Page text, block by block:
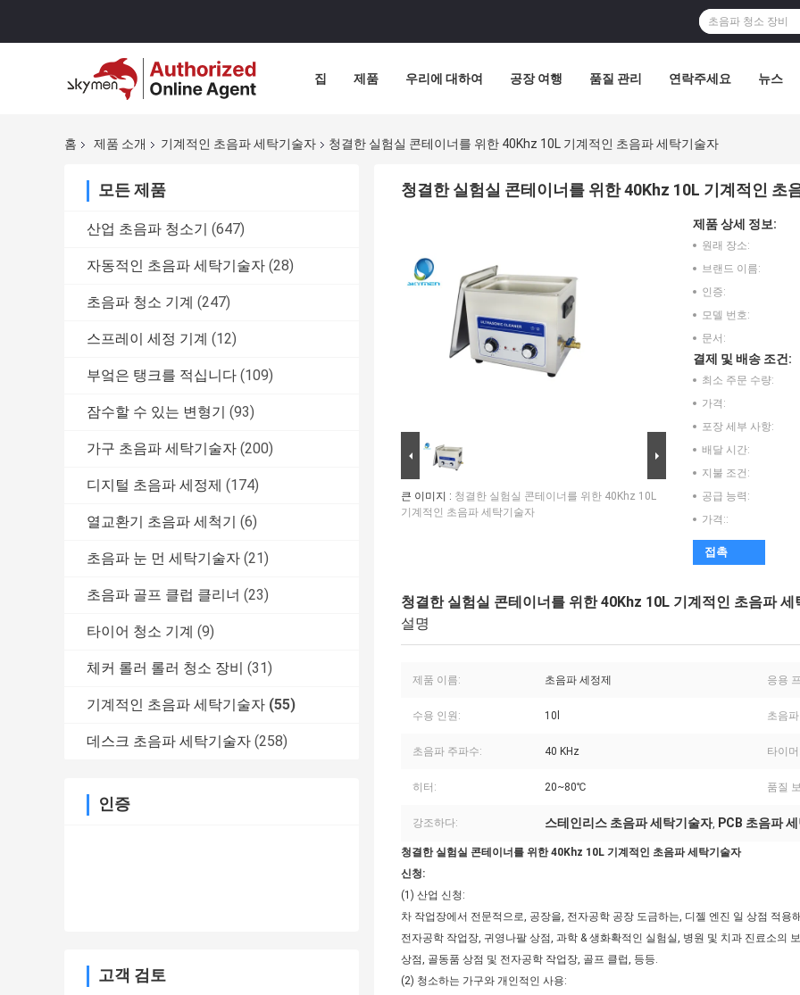
집 제품 우리에 대하여 공장 여행 품질 관리 연락주세요 뉴스
홈 제품 소개 기계적인 초음파 세탁기술자 청결한 실험실 콘테이너를 위한 40Khz 10L 기계적인 초음파 세탁기술자
모든 제품
산업 초음파 청소기 (647)
자동적인 초음파 세탁기술자 (28)
초음파 청소 기계 (247)
스프레이 세정 기계 (12)
부엌은 탱크를 적십니다 (109)
잠수할 수 있는 변형기 (93)
가구 초음파 세탁기술자 (200)
디지털 초음파 세정제 (174)
열교환기 초음파 세척기 (6)
초음파 눈 먼 세탁기술자 (21)
초음파 골프 클럽 클리너 (23)
타이어 청소 기계 (9)
체커 롤러 롤러 청소 장비 (31)
기계적인 초음파 세탁기술자 (55)
데스크 초음파 세탁기술자 (258)
인증
고객 검토
청결한 실험실 콘테이너를 위한 40Khz 10L 기계적인 초
큰 이미지 : 청결한 실험실 콘테이너를 위한 40Khz 10L
기계적인 초음파 세탁기술자
제품 상세 정보:
원래 장소:
브랜드 이름:
인증:
모델 번호:
문서:
결제 및 배송 조건:
최소 주문 수량:
가격:
포장 세부 사항:
배달 시간:
지불 조건:
공급 능력:
가격::
접촉
청결한 실험실 콘테이너를 위한 40Khz 10L 기계적인 초음파 세
설명
제품 이름: 초음파 세정제 응용
수용 인원: 10l 초음
초음파 주파수: 40 KHz 타이
히터: 20~80℃ 품질
강조하다: 스테인리스 초음파 세탁기술자, PCB 초음파
청결한 실험실 콘테이너를 위한 40Khz 10L 기계적인 초음파 세탁기술자
신청:
(1) 산업 신청:
차 작업장에서 전문적으로, 공장을, 전자공학 공장 도금하는, 디젤 엔진 일 상점 적용
전자공학 작업장, 귀영나팔 상점, 과학 & 생화확적인 실험실, 병원 및 치과 진료소의
상점, 골동품 상점 및 전자공학 작업장, 골프 클럽, 등등.
(2) 청소하는 가구와 개인적인 사용: